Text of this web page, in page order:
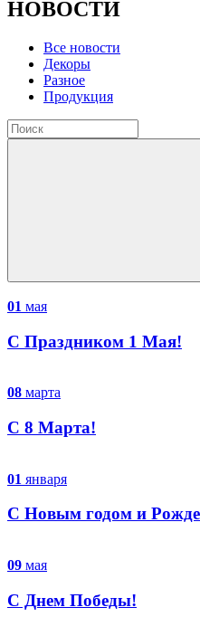
НОВОСТИ
Все новости
Декоры
Разное
Продукция
01 мая
С Праздником 1 Мая!
08 марта
С 8 Марта!
01 января
C Новым годом и
09 мая
C Днем Победы!